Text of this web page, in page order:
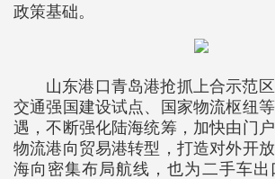
政策基础。
山东港口青岛港抢抓上合示范区
交通强国建设试点、国家物流枢纽
遇，不断强化陆海统筹，加快由门
物流港向贸易港转型，打造对外开
海向密集布局航线，也为二手车出